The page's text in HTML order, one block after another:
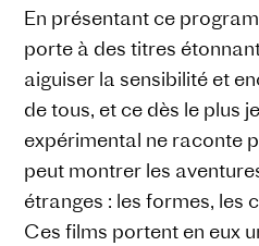
En présentant ce
porte à des titres
aiguiser la sensibilité et
de tous, et ce dès le plus
expérimental ne raconte
peut montrer les
étranges : les formes, les
Ces films portent en eux